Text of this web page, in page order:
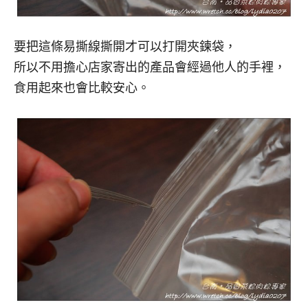
要把這條易撕線撕開才可以打開夾鍊袋，
所以不用擔心店家寄出的產品會經過他人的手裡，
食用起來也會比較安心。